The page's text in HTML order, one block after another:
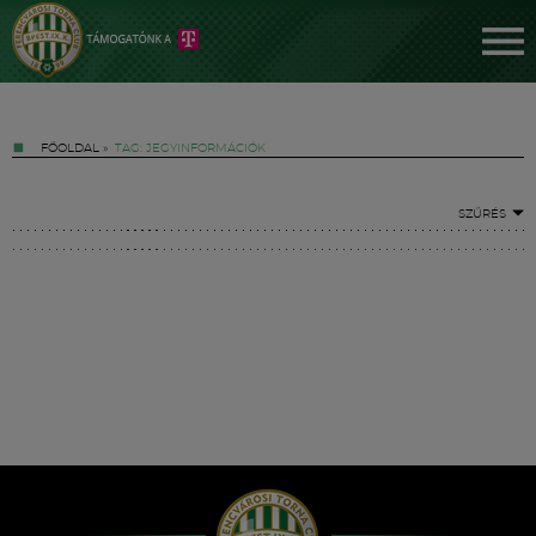
FŐOLDAL » TAG: JEGYINFORMÁCIÓK
SZŰRÉS
Hírek